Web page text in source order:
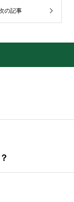
の記事